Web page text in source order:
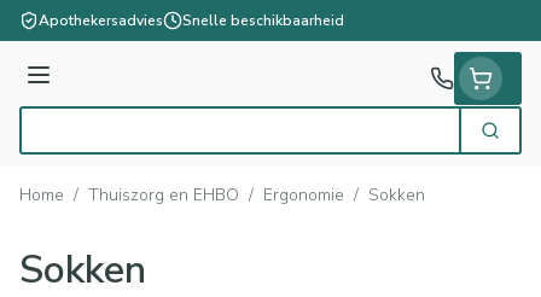
Ga naar de inhoud
Apothekersadvies Snelle beschikbaarheid
Menu
Zoek
Home / Thuiszorg en EHBO / Ergonomie / Sokken
Sokken